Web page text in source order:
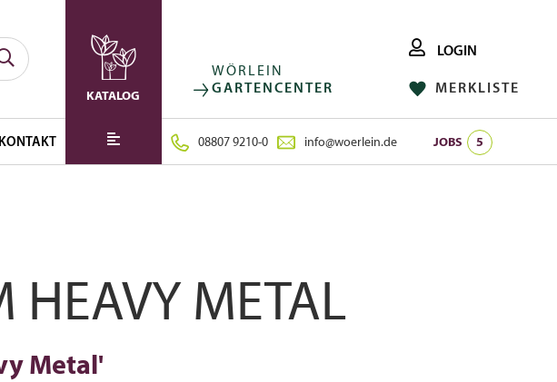
KATALOG
KONTAKT
WÖRLEIN
GARTENCENTER
LOGIN
MERKLISTE
08807 9210-0 info@woerlein.de JOBS 5
FOLGE UNS AUF: INSTAGRAM FACEBOOK
HEAVY METAL
Metal'